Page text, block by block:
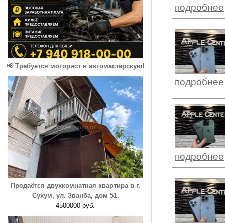
📢 Требуется моторист в автомастерскую!
Продаётся двухкомнатная квартира в г.
Сухум, ул. Званба, дом 51.
4500000 руб.
подробнее
подробнее
подробнее